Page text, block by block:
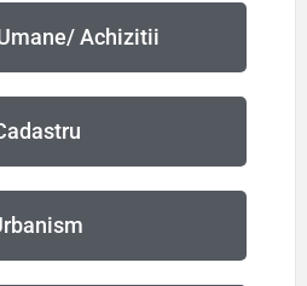
Achizitii